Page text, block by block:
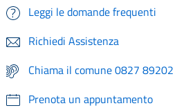
Leggi le domande frequenti
Richiedi Assistenza
Chiama il comune 0827 89202
Prenota un appuntamento